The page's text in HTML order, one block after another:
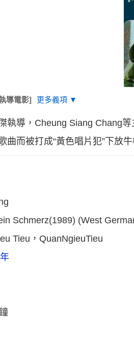
導電影] 更多義項 ▼
執導，Cheung Siang Chang
曲而被打成“黃色唱片犯”下放
Schmerz(1989) (West
Tieu，QuanNgieuTieu